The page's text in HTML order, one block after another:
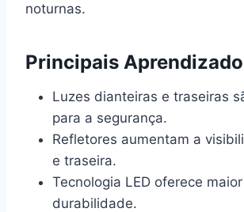
noturnas.
Principais
Luzes dianteiras e traseiras
para a segurança.
Refletores aumentam a
e traseira.
Tecnologia LED oferece
durabilidade.